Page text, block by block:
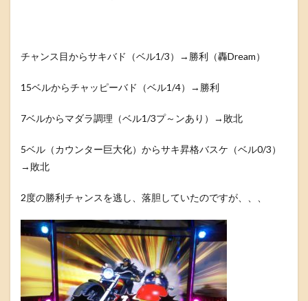
チャンス目からサキバド（ベル1/3）→勝利（轟Dream）
15ベルからチャッピーバド（ベル1/4）→勝利
7ベルからマダラ調理（ベル1/3プ～ンあり）→敗北
5ベル（カウンター巨大化）からサキ昇格バスケ（ベル0/3）
→敗北
2度の勝利チャンスを逃し、落胆していたのですが、、、